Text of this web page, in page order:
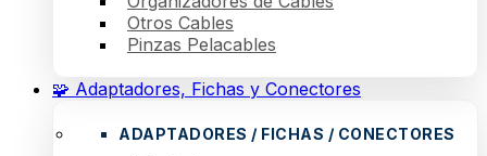
Otros Cables
Pinzas Pelacables
🧩 Adaptadores, Fichas y Conectores
ADAPTADORES / FICHAS / CONECTORES